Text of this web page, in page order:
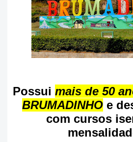
Possui mais de 50
BRUMADINHOe
com cursos